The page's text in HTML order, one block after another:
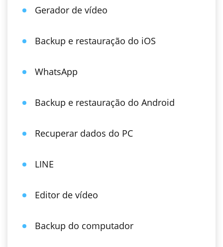
Gerador de vídeo
Backup e restauração do iOS
WhatsApp
Backup e restauração do Android
Recuperar dados do PC
LINE
Editor de vídeo
Backup do computador